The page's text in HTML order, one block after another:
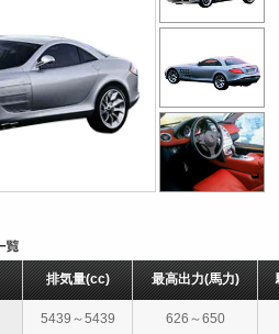
排気量(cc) 最高出力(馬力)
5439～5439 626～650